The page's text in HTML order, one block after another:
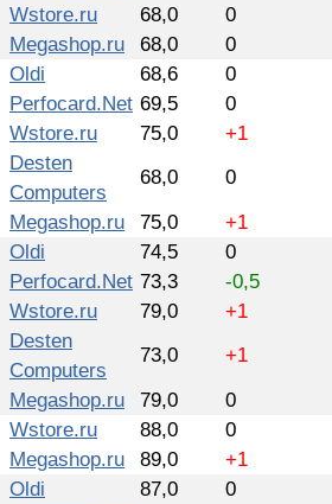
Wstore.ru
68,0
0
Megashop.ru
68,0
0
Oldi 68,6
0
Perfocard.Net 69,5
0
Wstore.ru
75,0
+1
Desten
Computers
68,0
0
Megashop.ru
75,0
+1
Oldi 74,5
0
Perfocard.Net 73,3
-0,5
Wstore.ru
79,0
+1
Desten
Computers
73,0
+1
Megashop.ru
79,0
0
Wstore.ru 88,0
0
Megashop.ru
89,0
+1
Oldi 87,0
0